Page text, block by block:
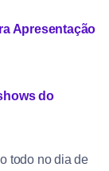
Apresentação
do
todo no dia de